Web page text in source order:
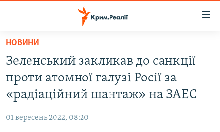
Перейти
основного
матеріалу
Перейти
до
основної
навігації
ВІДЕО ТА ФОТО
БЛОГИ
НОВИНИ
Зеленський закликав до санкції
проти атомної галузі Росії за
«радіаційний шантаж» на ЗАЕС
01 вересень 2022, 08:20